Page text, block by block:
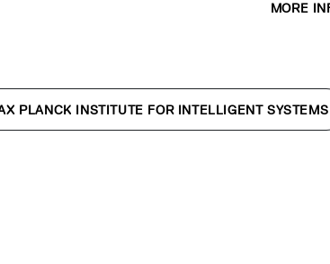
MORE
PLANCK INSTITUTE FOR INTELLIGENT SYSTEMS